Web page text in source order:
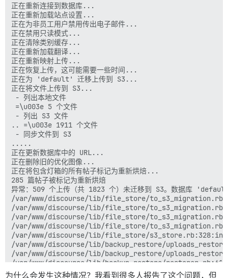
正在重新连接到数据库...
正在重新加载站点设置...
正在为非员工用户禁用传出电子邮件...
正在禁用只读模式...
正在清除类别缓存...
正在重新加载翻译...
正在重新映射上传...
正在恢复上传，这可能需要一些时间...
正在为 'default' 迁移上传到 S3...
正在将文件上传到 S3...
- 列出本地文件
=\u003e 5 个文件
- 列出 S3 文件
.. =\u003e 1911 个文件
- 同步文件到 S3
.....
正在更新数据库中的 URL...
正在删除旧的优化图像...
正在将包含灯箱的所有帖子标记为重新烘焙...
285 篇帖子被标记为重新烘焙
异常：509 个上传（共 1823 个）未迁移到 S3。数据库
/var/www/discourse/lib/file_store/
/var/www/discourse/lib/file_store/
/var/www/discourse/lib/file_store/
/var/www/discourse/lib/file_store/
/var/www/discourse/lib/file_store/s3_store.rb:328:in
/var/www/discourse/lib/backup_restore/
/var/www/discourse/lib/backup_restore/
/var/www/discourse/lib/backup_restore/
script/discourse:149:in `restore'
为什么会发生这种情况？我看到很多人报告了这个问题，但